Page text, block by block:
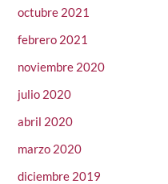
octubre 2021
febrero 2021
noviembre 2020
julio 2020
abril 2020
marzo 2020
diciembre 2019